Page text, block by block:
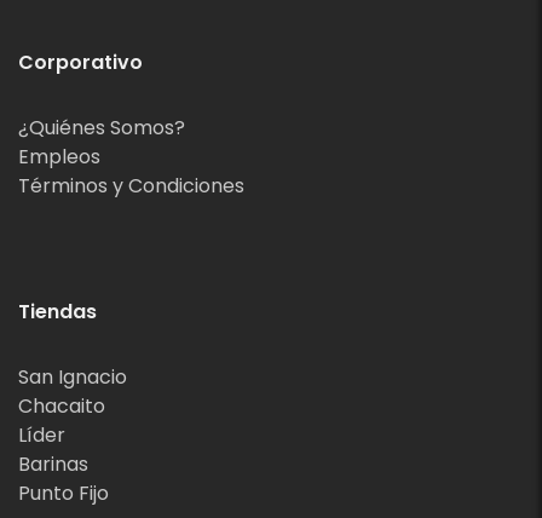
Corporativo
¿Quiénes Somos?
Empleos
Términos y Condiciones
Tiendas
San Ignacio
Chacaito
Líder
Barinas
Punto Fijo